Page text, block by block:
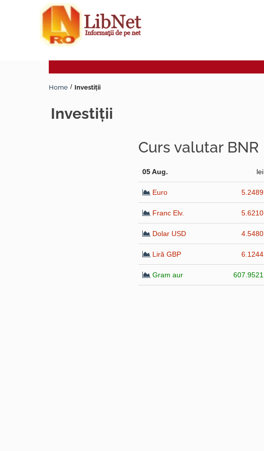
Home Investiţii
investiţii
Curs valutar BNR
05 Aug. lei
Euro 5.2489
Franc Elv. 5.6210
Dolar USD 4.5480
Liră GBP 6.1244
Gram aur 607.9521